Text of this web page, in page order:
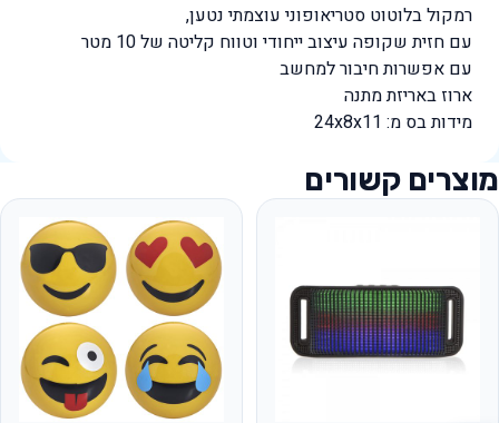
רמקול בלוטוט סטריאופוני עוצמתי נטען,
עם חזית שקופה עיצוב ייחודי וטווח קליטה של 10 מטר
עם אפשרות חיבור למחשב
ארוז באריזת מתנה
מידות בס מ: 24x8x11
מוצרים קשורים